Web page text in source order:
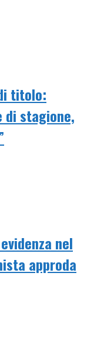
titolo:
di stagione,
nel
approda